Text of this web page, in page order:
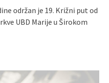
održan je 19. Križni put od
UBD Marije u Širokom